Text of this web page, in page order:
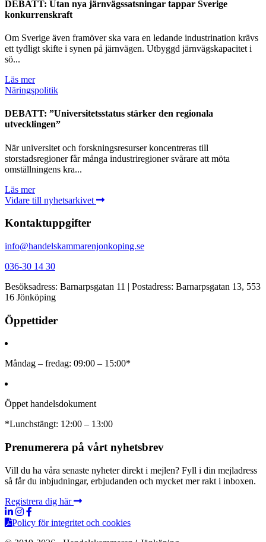
DEBATT: Utan nya järnvägssatsningar tappar Sverige
konkurrenskraft
Om Sverige även framöver ska vara en ledande industrination krävs
ett tydligt skifte i synen på järnvägen. Utbyggd järnvägskapacitet i
sö...
Läs mer
Näringspolitik
DEBATT: ”Universitetsstatus stärker den regionala
utvecklingen”
När universitet och forskningsresurser koncentreras till
storstadsregioner får många industriregioner svårare att möta
omställningens kra...
Läs mer
Vidare till nyhetsarkivet
Kontaktuppgifter
info@handelskammarenjonkoping.se
036-30 14 30
Besöksadress: Barnarpsgatan 11 | Postadress: Barnarpsgatan 13, 553
16 Jönköping
Öppettider
Måndag – fredag: 09:00 – 15:00*
Öppet handelsdokument
*Lunchstängt: 12:00 – 13:00
Prenumerera på vårt nyhetsbrev
Vill du ha våra senaste nyheter direkt i mejlen? Fyll i din mejladress
så får du inbjudningar, erbjudanden och mycket mer rakt i inboxen.
Registrera dig här
Policy för integritet och cookies